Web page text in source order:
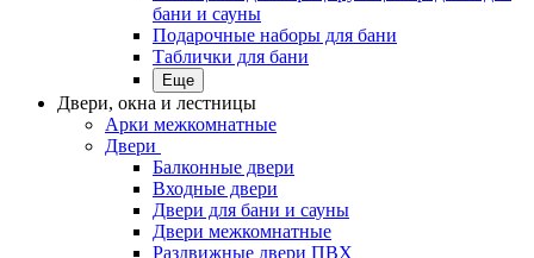
бани и сауны
Подарочные наборы для бани
Таблички для бани
Еще
Двери, окна и лестницы
Арки межкомнатные
Двери
Балконные двери
Входные двери
Двери для бани и сауны
Двери межкомнатные
Раздвижные двери ПВХ